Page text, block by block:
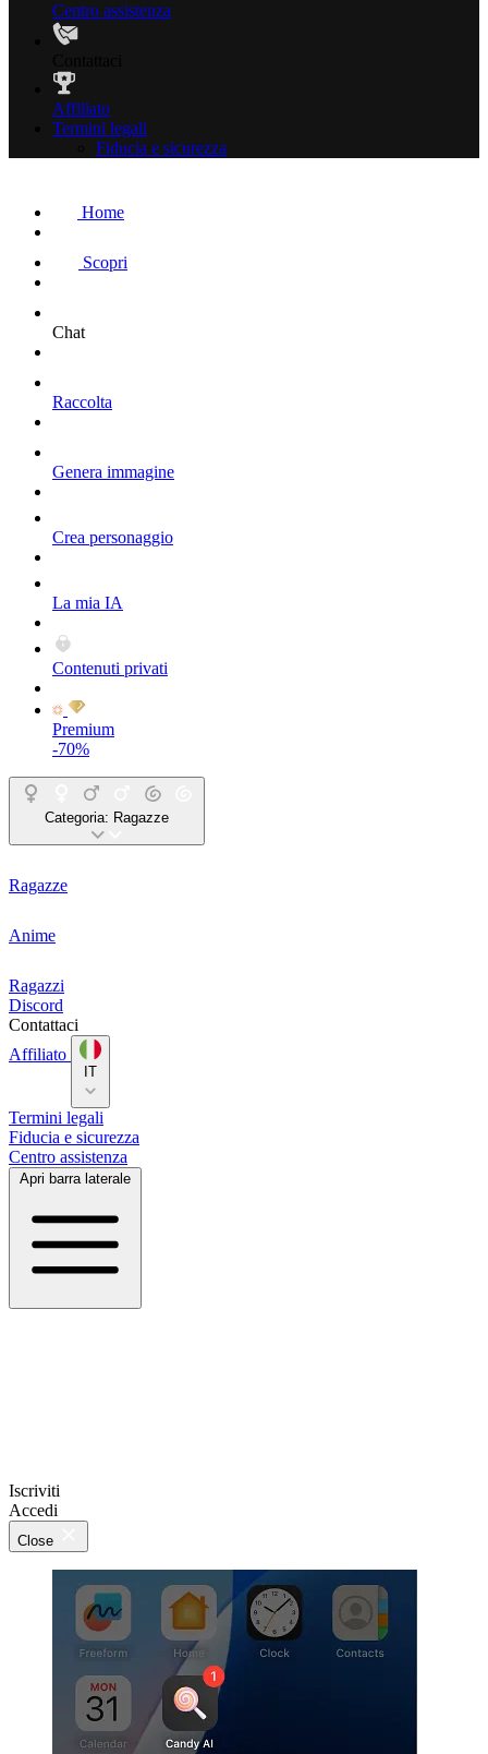
Centro assistenza
Affiliato
Termini legali
Fiducia e sicurezza
Home
Scopri
Chat
Raccolta
Genera immagine
Crea personaggio
La mia IA
Contenuti privati
Premium
-70%
Categoria: Ragazze
Ragazze
Anime
Ragazzi
Discord
Contattaci
Affiliato
IT
Termini legali
Fiducia e sicurezza
Centro assistenza
Apri barra laterale
Iscriviti
Accedi
Close